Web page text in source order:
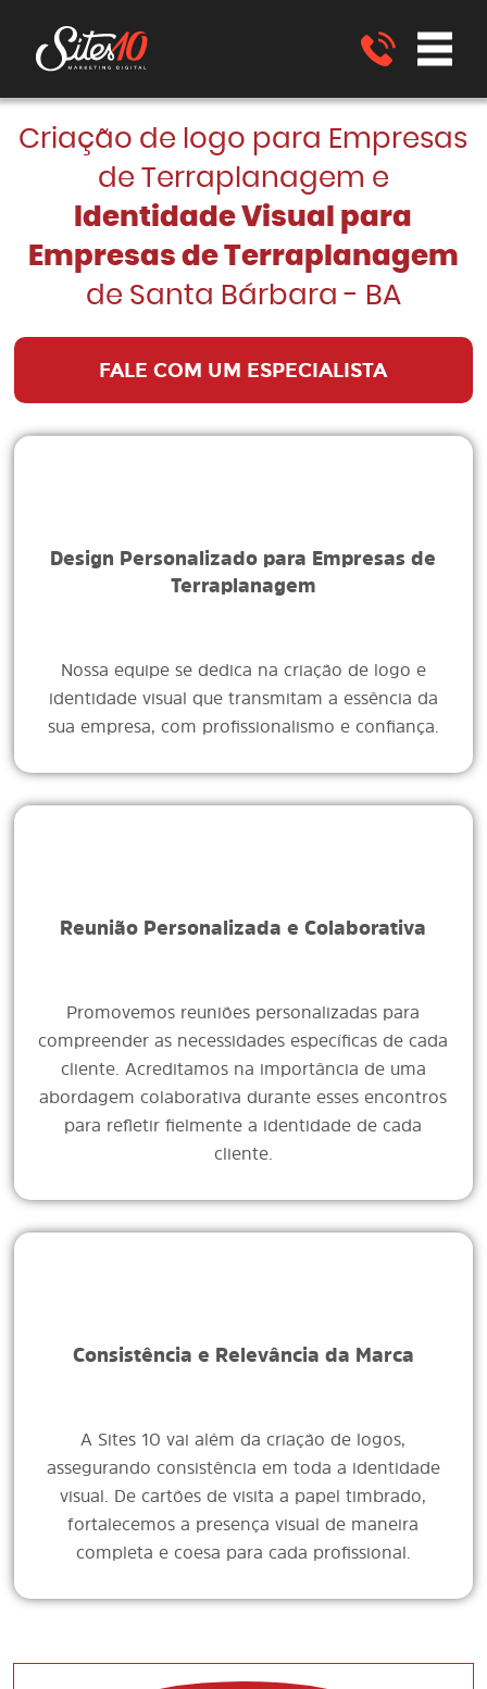
Criação de logo para Empresas
de Terraplanagem e
Identidade Visual para
Empresas de Terraplanagem
de Santa Bárbara - BA
FALE COM UM ESPECIALISTA
Design Personalizado para Empresas de
Terraplanagem
Nossa equipe se dedica na criação de logo e
identidade visual que transmitam a essência da
sua empresa, com profissionalismo e confiança.
Reunião Personalizada e Colaborativa
Promovemos reuniões personalizadas para
compreender as necessidades específicas de cada
cliente. Acreditamos na importância de uma
abordagem colaborativa durante esses encontros
para refletir fielmente a identidade de cada
cliente.
Consistência e Relevância da Marca
A Sites 10 vai além da criação de logos,
assegurando consistência em toda a identidade
visual. De cartões de visita a papel timbrado,
fortalecemos a presença visual de maneira
completa e coesa para cada profissional.